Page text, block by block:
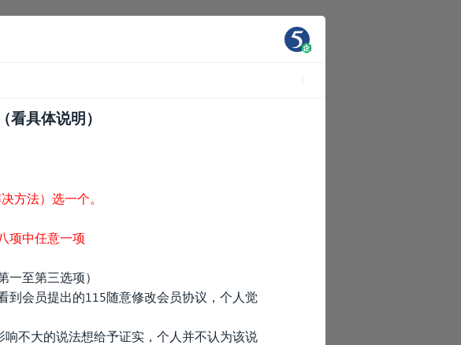
具体说明）
法）选一个。
中任意一项
至第三选项）
会员提出的115随意修改会员协议，个人觉
不大的说法想给予证实，个人并不认为该说